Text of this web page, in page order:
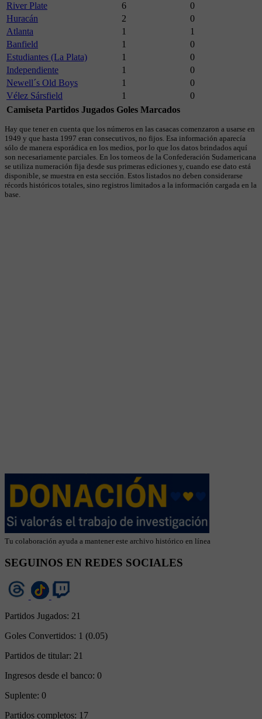
River Plate
6
0
Huracán
2
0
Atlanta
1
1
Banfield
1
0
Estudiantes (La Plata)
1
0
Independiente
1
0
Newell´s Old Boys
1
0
Vélez Sársfield
1
0
Camiseta Partidos Jugados Goles Marcados
Hay que tener en cuenta que los números en las casacas comenzaron a usarse en
1949 y que hasta 1997 eran consecutivos, no fijos. Esa información aparecía
sólo de manera esporádica en los medios, por lo que los datos brindados aquí
son necesariamente parciales. En los torneos de la Confederación Sudamericana
se utiliza numeración fija desde sus primeras ediciones y, cuando ese dato está
disponible, se muestra en esta sección. Estos listados no deben considerarse
récords históricos totales, sino registros limitados a la información cargada en la
base.
Tu colaboración ayuda a mantener este archivo histórico en línea
SEGUINOS EN REDES SOCIALES
Partidos Jugados: 21
Goles Convertidos: 1 (0.05)
Partidos de titular: 21
Ingresos desde el banco: 0
Suplente: 0
Partidos completos: 17